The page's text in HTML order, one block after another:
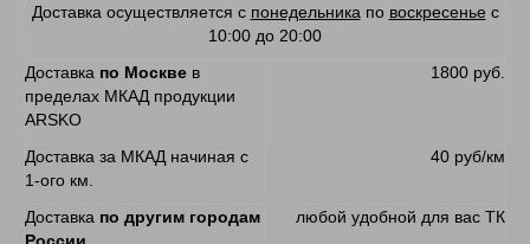
Доставка осуществляется с понедельника по воскресенье с
10:00 до 20:00
Доставка по Москве в
пределах МКАД продукции
ARSKO
1800 руб.
Доставка за МКАД начиная с
1-ого км.
40 руб/км
Доставка по другим городам
России
любой удобной для вас ТК